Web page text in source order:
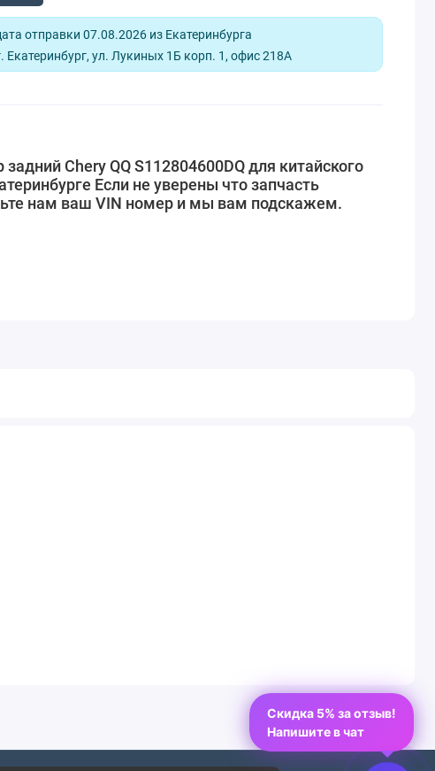
отправки 07.08.2026 из Екатеринбурга
Екатеринбург, ул. Лукиных 1Б корп. 1, офис 218А
Chery QQ S112804600DQ для китайского
Если не уверены что запчасть
нам ваш VIN номер и мы вам подскажем.
Скидка 5% за отзыв!
Напишите в чат